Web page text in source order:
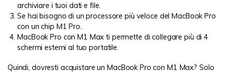
archiviare i tuoi dati e file.
Se hai bisogno di un processore più veloce del MacBook Pro
con un chip M1 Pro.
MacBook Pro con M1 Max ti permette di collegare più di 4
schermi esterni al tuo portatile.
Quindi, dovresti acquistare un MacBook Pro con M1 Max? Solo